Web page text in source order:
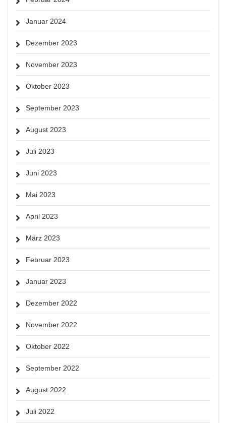
Januar 2024
Dezember 2023
November 2023
Oktober 2023
September 2023
August 2023
Juli 2023
Juni 2023
Mai 2023
April 2023
März 2023
Februar 2023
Januar 2023
Dezember 2022
November 2022
Oktober 2022
September 2022
August 2022
Juli 2022